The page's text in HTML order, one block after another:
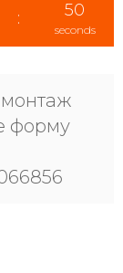
: 50
seconds
форму